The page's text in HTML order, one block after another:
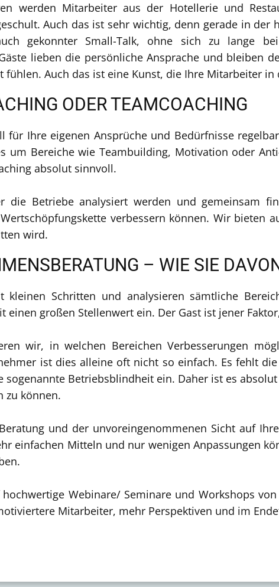
werden Mitarbeiter aus der Hotellerie und
Auch das ist sehr wichtig, denn gerade in der
gekonnter Small-Talk, ohne sich zu lange
lieben die persönliche Ansprache und bleiben
fühlen. Auch das ist eine Kunst, die Ihre Mitarbeiter in
ODER TEAMCOACHING
für Ihre eigenen Ansprüche und Bedürfnisse
um Bereiche wie Teambuilding, Motivation oder
absolut sinnvoll.
die Betriebe analysiert werden und gemeinsam
verbessern können. Wir bieten
wird.
– WIE SIE
kleinen Schritten und analysieren sämtliche
einen großen Stellenwert ein. Der Gast ist jener
wir, in welchen Bereichen Verbesserungen
ist dies alleine oft nicht so einfach. Es fehlt
sogenannte Betriebsblindheit ein. Daher ist es
zu können.
und der unvoreingenommenen Sicht auf
einfachen Mitteln und nur wenigen Anpassungen
Webinare/ Seminare und Workshops
Mitarbeiter, mehr Perspektiven und im